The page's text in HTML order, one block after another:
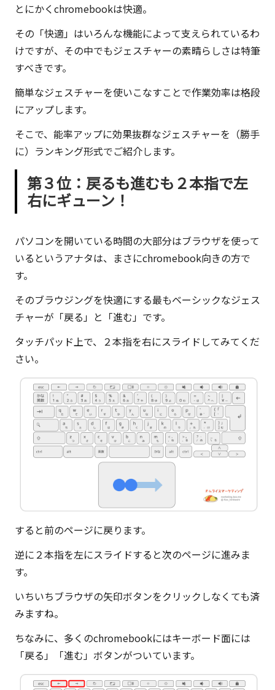
ブ
×
ビ
ジ
ネ
ス
深
堀
り
に
よ
る
マ
ッ
ュ
ア
ッ
とにかくchromebookは快適。
その「快適」はいろんな機能によって支えられているわ
けですが、その中でもジェスチャーの素晴らしさは特筆
すべきです。
簡単なジェスチャーを使いこなすことで作業効率は格段
にアップします。
そこで、能率アップに効果抜群なジェスチャーを（勝手
に）ランキング形式でご紹介します。
第３位：戻るも進むも２本指で左
右にギューン！
パソコンを開いている時間の大部分はブラウザを使って
いるというアナタは、まさにchromebook向きの方で
す。
そのブラウジングを快適にする最もベーシックなジェス
チャーが「戻る」と「進む」です。
タッチパッド上で、
２本指を右にスライド してみてくだ
さい。
すると前のページに戻ります。
逆に２本指を左にスライドすると次のページに進みま
す。
いちいちブラウザの矢印ボタンをクリックしなくても済
みますね。
ちなみに、多くのchromebookにはキーボード面には
「戻る」「進む」ボタンがついています。